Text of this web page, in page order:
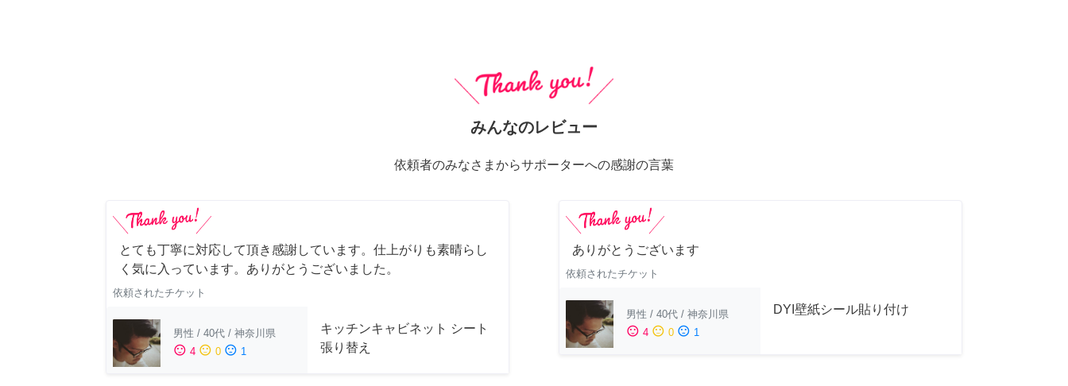
みんなのレビュー
依頼者のみなさまからサポーターへの感謝の言葉
とても丁寧に対応して頂き感謝しています。仕上がりも素晴らし
く気に入っています。ありがとうございました。
依頼されたチケット
男性 / 40代 / 神奈川県
sentiment_satisfied 4 sentiment_neutral 0 sentiment_dissatisfied 1
キッチンキャビネット シート
張り替え
ありがとうございます
依頼されたチケット
男性 / 40代 / 神奈川県
sentiment_satisfied 4 sentiment_neutral 0 sentiment_dissatisfied 1
DYI壁紙シール貼り付け